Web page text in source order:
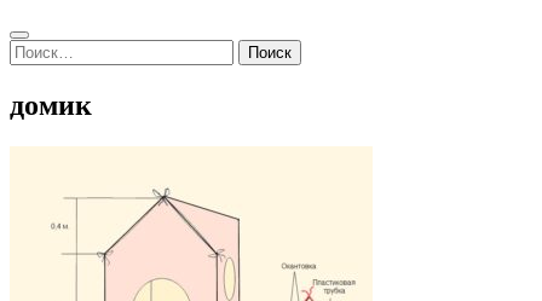
Search
Найти:
домик